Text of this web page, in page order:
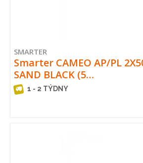
SMARTER
Smarter CAMEO AP/PL
SAND BLACK (5…
1 - 2 TÝDNY